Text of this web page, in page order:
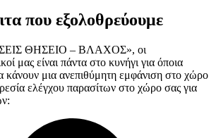
που εξολοθρεύουμε
ΘΗΣΕΙΟ – ΒΛΑΧΟΣ», οι
μας είναι πάντα στο κυνήγι για όποια
κάνουν μια ανεπιθύμητη εμφάνιση στο χώρο
ελέγχου παρασίτων στο χώρο σας για